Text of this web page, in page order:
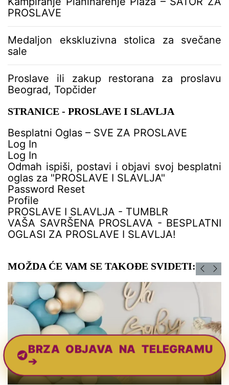
BRZA OBJAVA NA TELEGRAMU
➔
a
PROSLAVE
Medaljon ekskluzivna stolica za svečane
sale
Proslave ili zakup restorana za proslavu
Beograd, Topčider
STRANICE - PROSLAVE I SLAVLJA
Besplatni Oglas – SVE ZA PROSLAVE
Log In
Log In
Odmah ispiši, postavi i objavi svoj besplatni
oglas za "PROSLAVE I SLAVLJA"
Password Reset
Profile
PROSLAVE I SLAVLJA - TUMBLR
VAŠA SAVRŠENA PROSLAVA - BESPLATNI
OGLASI ZA PROSLAVE I SLAVLJA!
MOŽDA ĆE VAM SE TAKOĐE SVIDETI:
ŠATORI ZA PROSLAVE